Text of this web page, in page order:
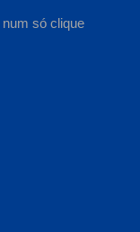
num só clique